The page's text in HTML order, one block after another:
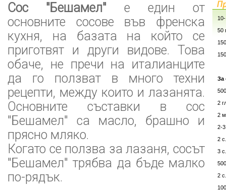
50
За
2
2
2-
2
3
2
Сос "Бешамел" е един от
основните сосове във френска
кухня, на базата на който се
приготвят и други видове. Това
обаче, не пречи на италианците
да го ползват в много техни
рецепти, между които и лазанята.
Основните съставки в сос
"Бешамел" са масло, брашно и
прясно мляко.
Когато се ползва за лазаня, сосът
"Бешамел" трябва да бъде малко
по-рядък.